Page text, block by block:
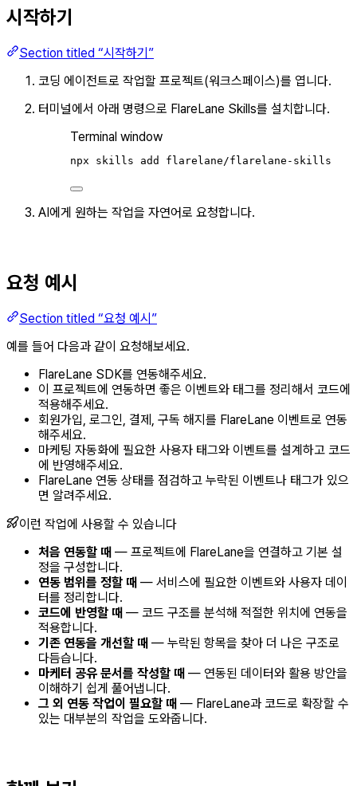
시작하기
Section titled “시작하기”
코딩 에이전트로 작업할 프로젝트(워크스페이스)를 엽니다.
터미널에서 아래 명령으로 FlareLane Skills를 설치합니다.
Terminal window
npx skills add flarelane/flarelane-skills
AI에게 원하는 작업을 자연어로 요청합니다.
요청 예시
Section titled “요청 예시”
예를 들어 다음과 같이 요청해보세요.
FlareLane SDK를 연동해주세요.
이 프로젝트에 연동하면 좋은 이벤트와 태그를 정리해서 코드에
적용해주세요.
회원가입, 로그인, 결제, 구독 해지를 FlareLane 이벤트로 연동
해주세요.
마케팅 자동화에 필요한 사용자 태그와 이벤트를 설계하고 코드
에 반영해주세요.
FlareLane 연동 상태를 점검하고 누락된 이벤트나 태그가 있으
면 알려주세요.
이런 작업에 사용할 수 있습니다
처음 연동할 때 — 프로젝트에 FlareLane을 연결하고 기본 설
정을 구성합니다.
연동 범위를 정할 때 — 서비스에 필요한 이벤트와 사용자 데이
터를 정리합니다.
코드에 반영할 때 — 코드 구조를 분석해 적절한 위치에 연동을
적용합니다.
기존 연동을 개선할 때 — 누락된 항목을 찾아 더 나은 구조로
다듬습니다.
마케터 공유 문서를 작성할 때 — 연동된 데이터와 활용 방안을
이해하기 쉽게 풀어냅니다.
그 외 연동 작업이 필요할 때 — FlareLane과 코드로 확장할 수
있는 대부분의 작업을 도와줍니다.